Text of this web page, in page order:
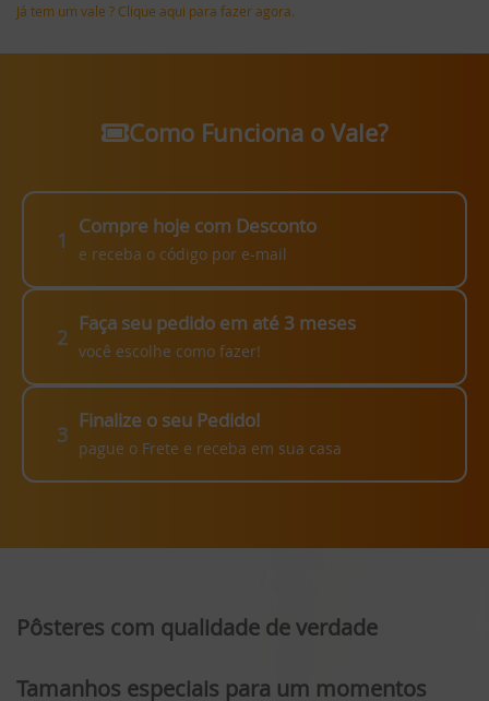
Já tem um vale ? Clique aqui para fazer agora.
Como Funciona o Vale?
1
Compre hoje com Desconto
e receba o código por e-mail
2
Faça seu pedido em até 3 meses
você escolhe como fazer!
3
Finalize o seu Pedido!
pague o Frete e receba em sua casa
Pôsteres com qualidade de verdade
Tamanhos especiais para um momentos